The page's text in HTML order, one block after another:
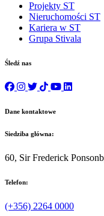
Projekty ST
Nieruchomości ST
Kariera w ST
Grupa Stivala
Śledź nas
Dane kontaktowe
Siedziba główna:
60, Sir Frederick
Telefon:
(+356) 2264 0000